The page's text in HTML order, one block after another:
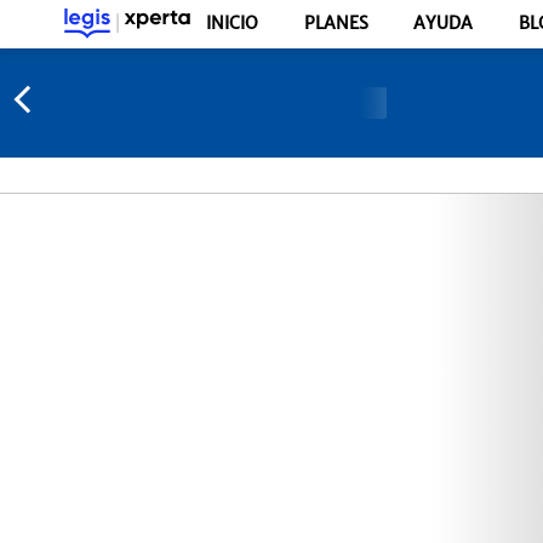
INICIO PLANES AYUDA